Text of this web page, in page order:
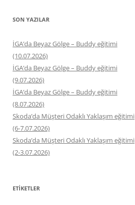
SON YAZILAR
İGA’da Beyaz Gölge – Buddy eğitimi
(10.07.2026)
İGA’da Beyaz Gölge – Buddy eğitimi
(9.07.2026)
İGA’da Beyaz Gölge – Buddy eğitimi
(8.07.2026)
Skoda’da Müşteri Odaklı Yaklaşım eğitimi
(6-7.07.2026)
Skoda’da Müşteri Odaklı Yaklaşım eğitimi
(2-3.07.2026)
ETIKETLER